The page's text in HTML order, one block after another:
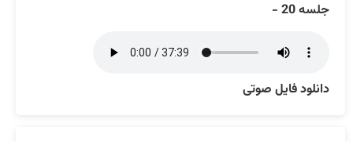
جلسه 20 -
دانلود فایل صوتی